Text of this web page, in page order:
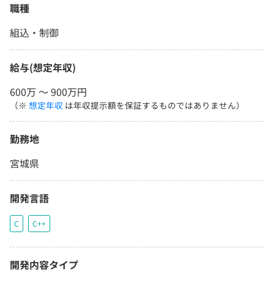
職種
組込・制御
給与(想定年収)
600万 〜 900万円
（※ 想定年収 は年収提示額を保証するものではありません）
勤務地
宮城県
開発言語
C C++
開発内容タイプ